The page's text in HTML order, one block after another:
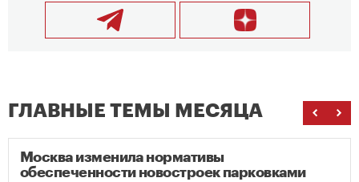
ГЛАВНЫЕ ТЕМЫ МЕСЯЦА
Москва изменила нормативы
обеспеченности новостроек парковками